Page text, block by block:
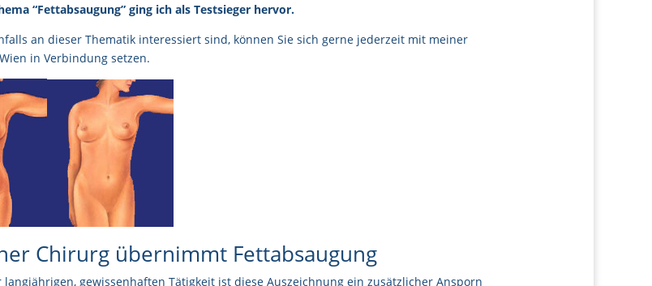
“Fettabsaugung” ging ich als Testsieger hervor.
an dieser Thematik interessiert sind, können Sie sich gerne jederzeit mit meiner
in Verbindung setzen.
Chirurg übernimmt Fettabsaugung
langjährigen, gewissenhaften Tätigkeit ist diese Auszeichnung ein zusätzlicher Ansporn